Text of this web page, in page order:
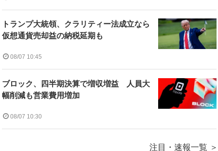
トランプ大統領、クラリティー法成立なら
仮想通貨売却益の納税延期も
08/07 10:45
ブロック、四半期決算で増収増益 人員大
幅削減も営業費用増加
08/07 10:30
注目・速報一覧